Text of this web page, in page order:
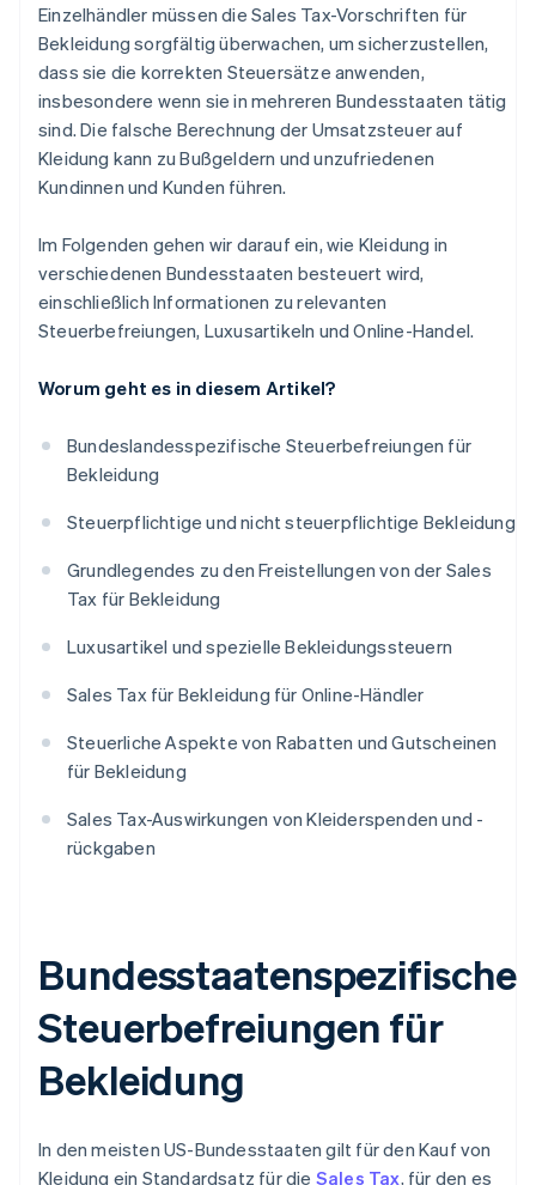
Einzelhändler müssen die Sales Tax-Vorschriften für
Bekleidung sorgfältig überwachen, um sicherzustellen,
dass sie die korrekten Steuersätze anwenden,
insbesondere wenn sie in mehreren Bundesstaaten tätig
sind. Die falsche Berechnung der Umsatzsteuer auf
Kleidung kann zu Bußgeldern und unzufriedenen
Kundinnen und Kunden führen.
Im Folgenden gehen wir darauf ein, wie Kleidung in
verschiedenen Bundesstaaten besteuert wird,
einschließlich Informationen zu relevanten
Steuerbefreiungen, Luxusartikeln und Online-Handel.
Worum geht es in diesem Artikel?
Bundeslandesspezifische Steuerbefreiungen für
Bekleidung
Steuerpflichtige und nicht steuerpflichtige Bekleidung
Grundlegendes zu den Freistellungen von der Sales
Tax für Bekleidung
Luxusartikel und spezielle Bekleidungssteuern
Sales Tax für Bekleidung für Online-Händler
Steuerliche Aspekte von Rabatten und Gutscheinen
für Bekleidung
Sales Tax-Auswirkungen von Kleiderspenden und -
rückgaben
Bundesstaatenspezifische
Steuerbefreiungen für
Bekleidung
In den meisten US-Bundesstaaten gilt für den Kauf von
Kleidung ein Standardsatz für die Sales Tax, für den es